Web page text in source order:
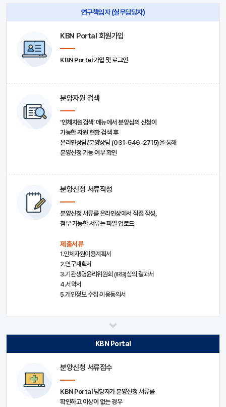
연구책임자 (실무담당자)
KBN Portal 회원가입
KBN Portal 가입 및 로그인
분양자원 검색
‘인체자원검색’ 메뉴에서 분양심의 신청이
가능한 자원 현황 검색 후
온라인상담/분양상담 (031-546-2715)을 통해
분양신청 가능 여부 확인
분양신청 서류작성
분양신청 서류를 온라인상에서 직접 작성,
첨부 가능한 서류는 파일 업로드
제출서류
1.인체자원이용계획서
2.연구계획서
3.기관생명윤리위원회 (IRB)심의 결과서
4.서약서
5.개인정보 수집·이용동의서
KBN Portal
분양신청 서류접수
KBN Portal 담당자가 분양신청 서류를
확인하고 이상이 없는 경우